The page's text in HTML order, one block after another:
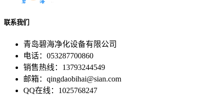
联系我们
青岛碧海净化设备有限公司
电话：053287700860
销售热线：13793244549
邮箱：qingdaobihai@sian.com
QQ在线：1025768247